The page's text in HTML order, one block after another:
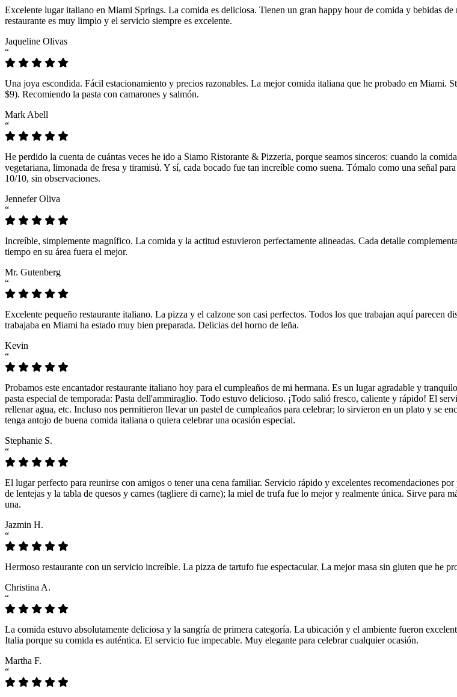
Excelente lugar italiano en Miami Springs. La comida es deliciosa. Tienen un gran happy hour de comida y bebidas
restaurante es muy limpio y el servicio siempre es excelente.
Jaqueline Olivas
“
Una joya escondida. Fácil estacionamiento y precios razonables. La mejor comida italiana que he probado en
$9). Recomiendo la pasta con camarones y salmón.
Mark Abell
“
He perdido la cuenta de cuántas veces he ido a Siamo Ristorante & Pizzeria, porque seamos sinceros: cuando la
vegetariana, limonada de fresa y tiramisú. Y sí, cada bocado fue tan increíble como suena. Tómalo como una señal
10/10, sin observaciones.
Jennefer Oliva
“
Increíble, simplemente magnífico. La comida y la actitud estuvieron perfectamente alineadas. Cada detalle
tiempo en su área fuera el mejor.
Mr. Gutenberg
“
Excelente pequeño restaurante italiano. La pizza y el calzone son casi perfectos. Todos los que trabajan aquí
trabajaba en Miami ha estado muy bien preparada. Delicias del horno de leña.
Kevin
“
Probamos este encantador restaurante italiano hoy para el cumpleaños de mi hermana. Es un lugar agradable y
pasta especial de temporada: Pasta dell'ammiraglio. Todo estuvo delicioso. ¡Todo salió fresco, caliente y rápido! El
rellenar agua, etc. Incluso nos permitieron llevar un pastel de cumpleaños para celebrar; lo sirvieron en un plato y se
tenga antojo de buena comida italiana o quiera celebrar una ocasión especial.
Stephanie S.
“
El lugar perfecto para reunirse con amigos o tener una cena familiar. Servicio rápido y excelentes recomendaciones
de lentejas y la tabla de quesos y carnes (tagliere di carne); la miel de trufa fue lo mejor y realmente única. Sirve para
una.
Jazmin H.
“
Hermoso restaurante con un servicio increíble. La pizza de tartufo fue espectacular. La mejor masa sin gluten que he
Christina A.
“
La comida estuvo absolutamente deliciosa y la sangría de primera categoría. La ubicación y el ambiente fueron
Italia porque su comida es auténtica. El servicio fue impecable. Muy elegante para celebrar cualquier ocasión.
Martha F.
“